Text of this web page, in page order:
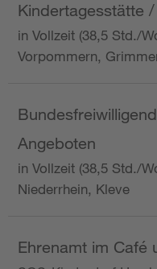
Kindertagesstätte
in Vollzeit (38,5 Std./
Vorpommern,
Angeboten
in Vollzeit (38,5 Std./
Niederrhein, Kleve
Ehrenamt im Café